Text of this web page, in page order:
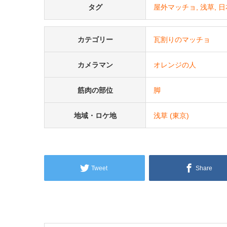
タグ 屋外マッチョ 浅草
カテゴリー 瓦割りのマッチョ
カメラマン オレンジの人
筋肉の部位 脚
地域・ロケ地 浅草 (東京)
Tweet Share